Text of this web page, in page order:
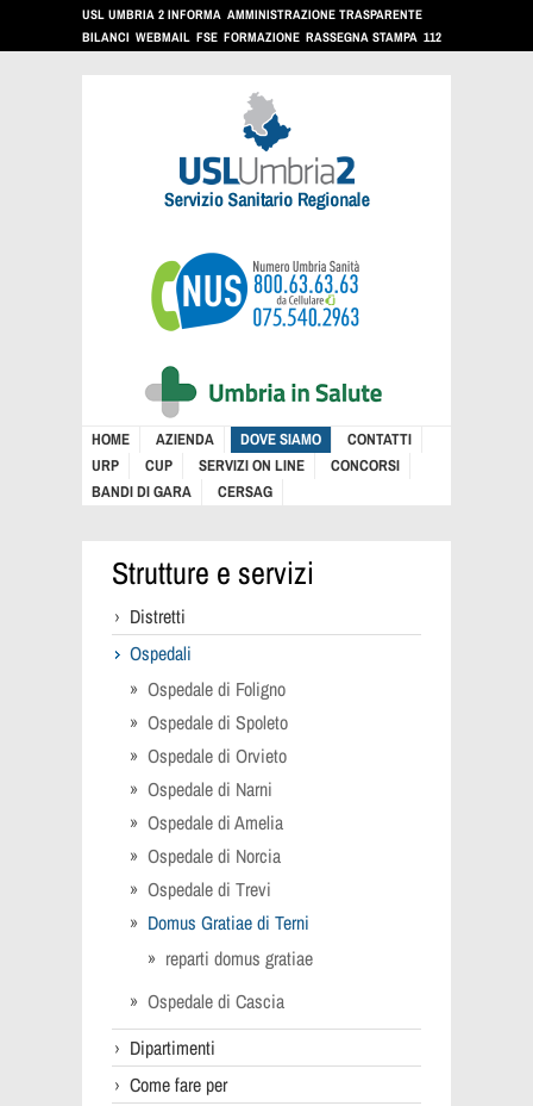
USL UMBRIA 2 INFORMA AMMINISTRAZIONE TRASPARENTE
BILANCI WEBMAIL FSE FORMAZIONE RASSEGNA STAMPA 112
HOME AZIENDA DOVE SIAMO
CONTATTI
URP
CUP SERVIZI ON LINE
CONCORSI
BANDI DI GARA
CERSAG
Strutture e servizi
Distretti
Ospedali
Ospedale di Foligno
Ospedale di Spoleto
Ospedale di Orvieto
Ospedale di Narni
Ospedale di Amelia
Ospedale di Norcia
Ospedale di Trevi
Domus Gratiae di Terni
reparti domus gratiae
Ospedale di Cascia
Dipartimenti
Come fare per